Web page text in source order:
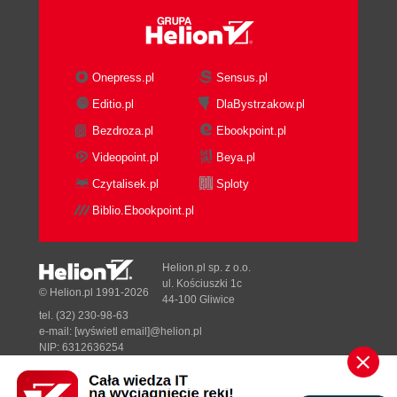
Trzy rodzaje relacji (61)
Relacja jeden-do-jednego (61)
Relacja wiele-do-wielu (61)
Etapy tworzenia relacyjnej bazy danych (63)
Określenie zbiorów niezbędnych danych (63)
Określenie zbiorów pól w tabelach (65)
Określenie kluczy podstawowych (65)
Rysowanie prostych diagramów danych (66)
Normalizacja danych (67)
Trzecia postać normalna (69)
Czwarta postać normalna (71)
Piąta postać normalna (71)
Ustalenie własności pól (71)
Tworzenie tabel (73)
Podsumowanie (75)
Onepress.pl
Sensus.pl
Editio.pl
DlaBystrzakow.pl
Bezdroza.pl
Ebookpoint.pl
Videopoint.pl
Beya.pl
Czytalisek.pl
Sploty
Biblio.Ebookpoint.pl
Designed with ♥ byTonik.pl
© Helion.pl 1991-2026
Helion.pl sp. z o.o.
ul. Kościuszki 1c
44-100 Gliwice
tel. (32) 230-98-63
e-mail: [wyświetl email]@helion.pl
NIP: 6312636254